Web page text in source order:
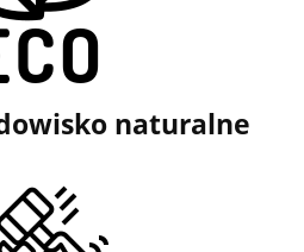
naturalne